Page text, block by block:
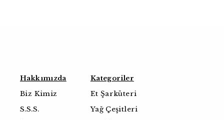
Hakkımızda
Biz Kimiz
S.S.S.
Kategoriler
Et Şarküteri
Yağ Çeşitleri